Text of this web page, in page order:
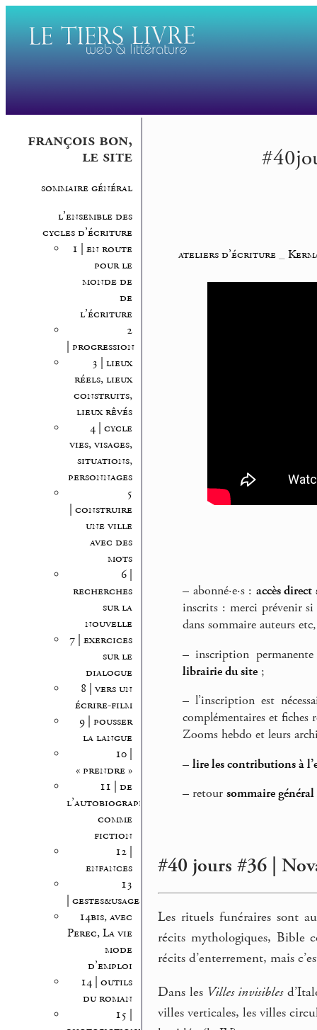
françois bon,
le site
sommaire général
l’ensemble des
cycles d’écriture
1 | en route
pour le
monde de
de
l’écriture
2
| progression
3 | lieux
réels, lieux
construits,
lieux rêvés
4 | cycle
vies, visages,
situations,
personnages
5
| construire
une ville
avec des
mots
6 |
recherches
sur la
nouvelle
7 | exercices
sur le
dialogue
8 | vers un
écrire-film
9 | pousser
la langue
10 |
« prendre »
11 | de
l’autobiographie
comme
fiction
12 |
enfances
13
| gestes&usages
14bis, avec
Perec, La vie
mode
d’emploi
14 | outils
du roman
15 |
ateliers d’écriture_
– abonné·e·s : accès
inscrits : merci prévenir si
dans sommaire auteurs
– inscription
librairie du site ;
– l’inscription est
complémentaires et fiches
Zooms hebdo et leurs
– lire les contributions à
– retour sommaire général
#40 jours #36 |
Les rituels funéraires sont
récits mythologiques, Bible
récits d’enterrement, mais
Dans les Villes invisibles
villes verticales, les villes